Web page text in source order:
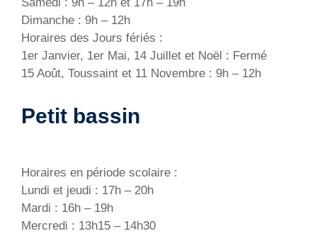
Dimanche : 9h – 12h
Horaires des Jours fériés :
1er Janvier, 1er Mai, 14 Juillet et Noël : Fermé
15 Août, Toussaint et 11 Novembre : 9h – 12h
Petit bassin
Horaires en période scolaire :
Lundi et jeudi : 17h – 20h
Mardi : 16h – 19h
Mercredi : 13h15 – 14h30